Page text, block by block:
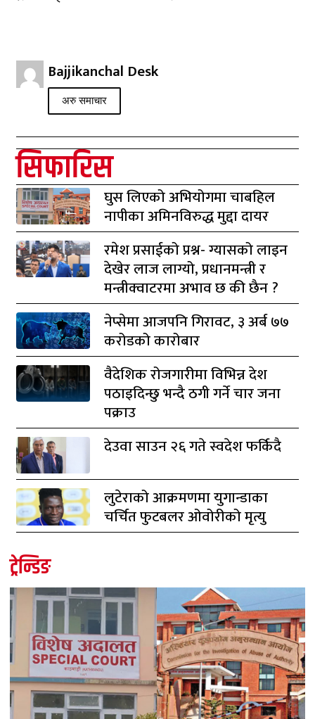
Bajjikanchal Desk
अरु समाचार
सिफारिस
घुस लिएको अभियोगमा चाबहिल
नापीका अमिनविरुद्ध मुद्दा दायर
रमेश प्रसाईको प्रश्न- ग्यासको लाइन
देखेर लाज लाग्यो, प्रधानमन्त्री र
मन्त्रीक्वाटरमा अभाव छ की छैन ?
नेप्सेमा आजपनि गिरावट, ३ अर्ब ७७
करोडको कारोबार
वैदेशिक रोजगारीमा विभिन्न देश
पठाइदिन्छु भन्दै ठगी गर्ने चार जना
पक्राउ
देउवा साउन २६ गते स्वदेश फर्किदै
लुटेराको आक्रमणमा युगान्डाका
चर्चित फुटबलर ओवोरीको मृत्यु
ट्रेन्डिङ